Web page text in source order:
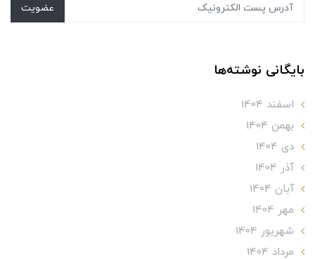
عضویت
بایگانی نوشته‌ها
اسفند 1404
بهمن 1404
دی 1404
آذر 1404
آبان 1404
مهر 1404
شهریور 1404
مرداد 1404